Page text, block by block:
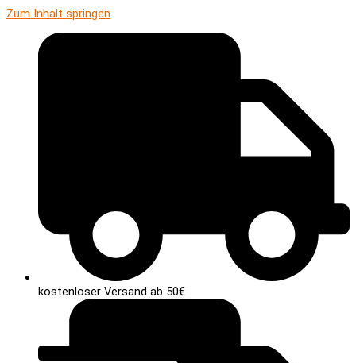
Zum Inhalt springen
kostenloser Versand ab 50€